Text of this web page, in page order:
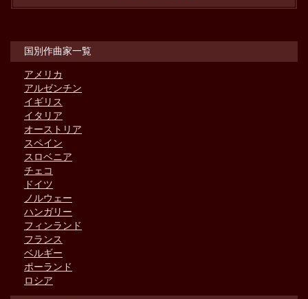
国別作曲家一覧
アメリカ
アルゼンチン
イギリス
イタリア
オーストリア
スペイン
スロベニア
チェコ
ドイツ
ノルウェー
ハンガリー
フィンランド
フランス
ベルギー
ポーランド
ロシア